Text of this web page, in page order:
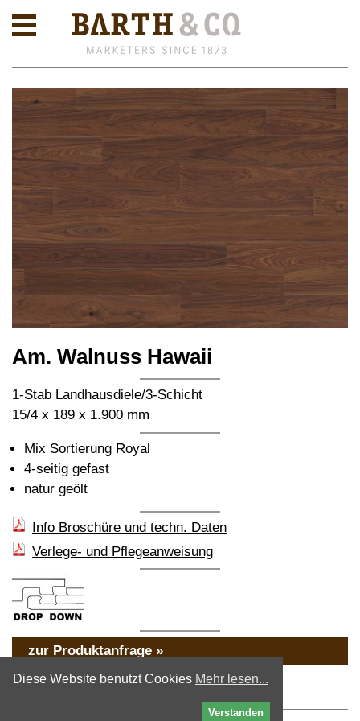
Diese Website benutzt Cookies Mehr lesen...
Verstanden
Am. Walnuss Hawaii
1-Stab Landhausdiele/3-Schicht
15/4 x 189 x 1.900 mm
Mix Sortierung Royal
4-seitig gefast
natur geölt
Info Broschüre und techn. Daten
Verlege- und Pflegeanweisung
zur Produktanfrage »
« zurück